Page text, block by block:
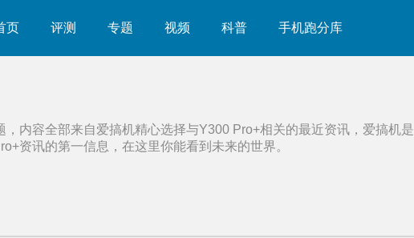
页 评测 专题 视频 科普 手机跑分库
，内容全部来自爱搞机精心选择与Y300 Pro+相关的最近资讯，爱搞机是
资讯的第一信息，在这里你能看到未来的世界。